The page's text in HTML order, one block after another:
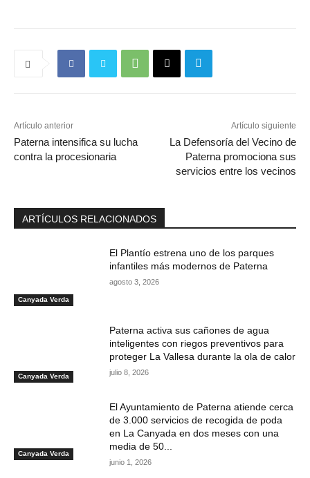
Artículo anterior
Paterna intensifica su lucha
contra la procesionaria
Artículo siguiente
La Defensoría del Vecino de
Paterna promociona sus
servicios entre los vecinos
ARTÍCULOS RELACIONADOS
Canyada Verda
El Plantío estrena uno de los parques
infantiles más modernos de Paterna
agosto 3, 2026
Canyada Verda
Paterna activa sus cañones de agua
inteligentes con riegos preventivos para
proteger La Vallesa durante la ola de calor
julio 8, 2026
Canyada Verda
El Ayuntamiento de Paterna atiende cerca
de 3.000 servicios de recogida de poda
en La Canyada en dos meses con una
media de 50...
junio 1, 2026